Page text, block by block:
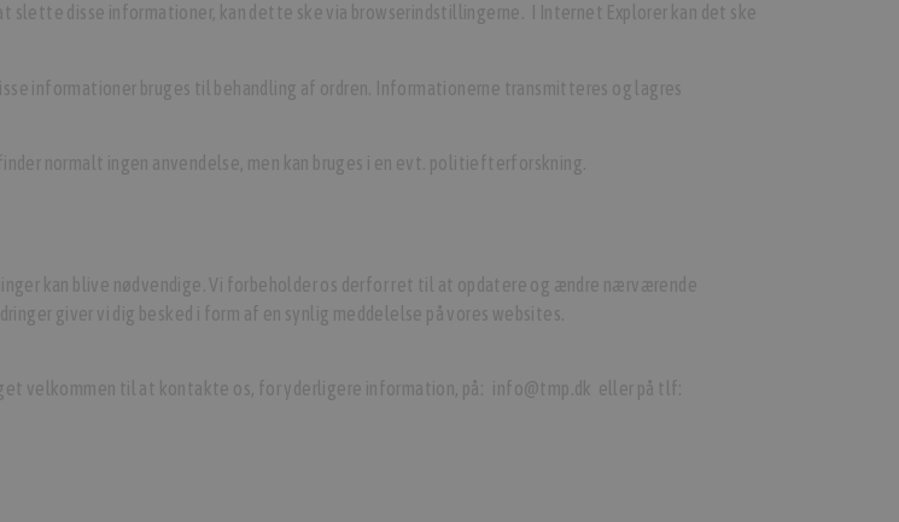
slette disse informationer, kan dette ske via browserindstillingerne. I Internet Explorer kan det ske
informationer bruges til behandling af ordren. Informationerne transmitteres og lagres
normalt ingen anvendelse, men kan bruges i en evt. politiefterforskning.
kan blive nødvendige. Vi forbeholder os derfor ret til at opdatere og ændre nærværende
giver vi dig besked i form af en synlig meddelelse på vores websites.
velkommen til at kontakte os, for yderligere information, på: info@tmp.dk eller på tlf: